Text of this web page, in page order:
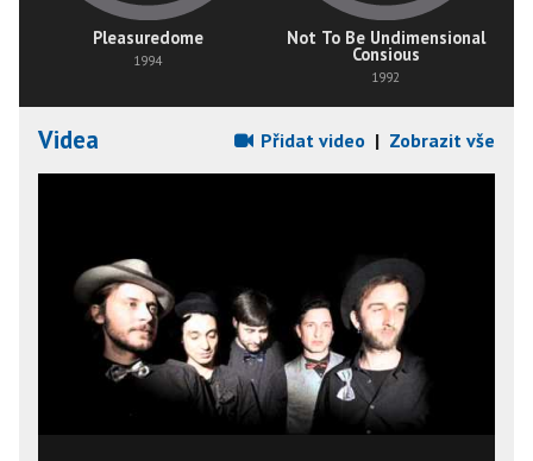
Pleasuredome
1994
Not To Be Undimensional
Consious
1992
Videa Přidat video | Zobrazit vše